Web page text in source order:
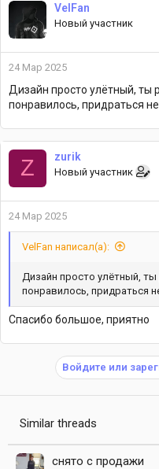
и
и
:
VelFan
Новый участник
24 Мар 2025
Дизайн просто улётный, ты
понравилось, придраться
Z zurik
Новый участник
24 Мар 2025
VelFan написал(а):
Дизайн просто улётный,
понравилось, придраться
Спасибо большое, приятно
Войдите или
Similar threads
снято с продажи